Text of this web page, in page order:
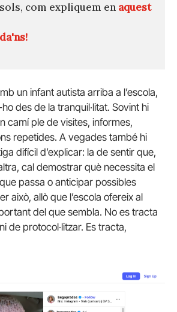
com expliquem en aquest
un infant autista arriba a l’escola,
des de la tranquil·litat. Sovint hi
camí ple de visites, informes,
repetides. A vegades també hi
difícil d’explicar: la de sentir que,
cal demostrar què necessita el
passa o anticipar possibles
això, allò que l’escola ofereix al
del que sembla. No es tracta
de protocol·litzar. Es tracta,